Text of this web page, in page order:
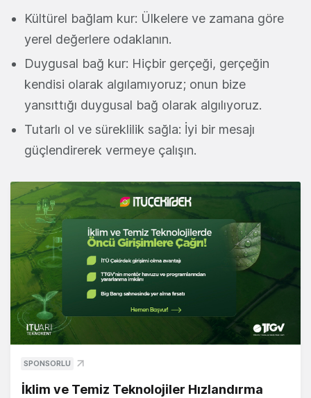
Kültürel bağlam kur: Ülkelere ve zamana göre
yerel değerlere odaklanın.
Duygusal bağ kur: Hiçbir gerçeği, gerçeğin
kendisi olarak algılamıyoruz; onun bize
yansıttığı duygusal bağ olarak algılıyoruz.
Tutarlı ol ve süreklilik sağla: İyi bir mesajı
güçlendirerek vermeye çalışın.
SPONSORLU
İklim ve Temiz Teknolojiler Hızlandırma